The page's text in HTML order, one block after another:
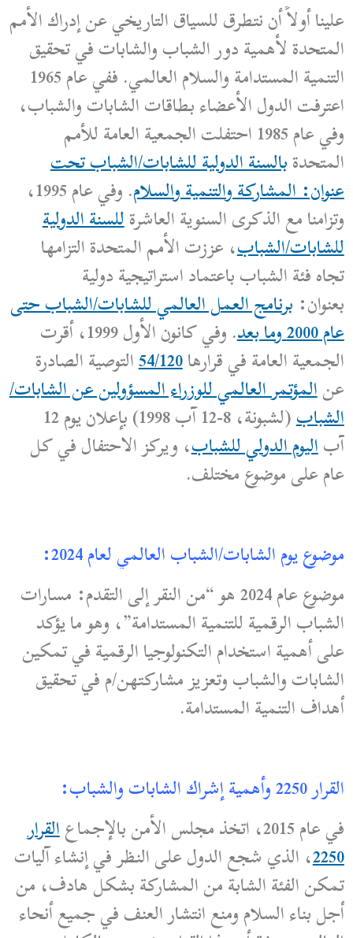
علينا أولاً أن نتطرق للسياق التاريخي عن إدراك الأمم
المتحدة لأهمية دور الشباب والشابات في تحقيق
التنمية المستدامة والسلام العالمي. ففي عام 1965
اعترفت الدول الأعضاء بطاقات الشابات والشباب،
وفي عام 1985 احتفلت الجمعية العامة للأمم
المتحدةبالسنة الدولية للشابات/الشباب تحت
عنوان: المشاركة والتنمية والسلام . وفي عام 1995،
وتزامنا مع الذكرى السنوية العاشرةللسنة الدولية
للشابات/الشباب، عززت الأمم المتحدة التزامها
تجاه فئة الشباب باعتماد استراتيجية دولية
بعنوان:برنامج العمل العالمي للشابات/الشباب حتى
عام 2000 وما بعد . وفي كانون الأول 1999، أقرت
الجمعية العامة في قرارها54/120التوصية الصادرة
عنالمؤتمر العالمي للوزراء المسؤولين عن الشابات/
الشباب (لشبونة، 8-12 آب 1998) بإعلان يوم 12
آباليوم الدولي للشباب، ويركز الاحتفال في كل
عام على موضوع مختلف.
موضوع يوم الشابات/الشباب العالمي لعام 2024:
موضوع عام 2024 هو “من النقر إلى التقدم: مسارات
الشباب الرقمية للتنمية المستدامة”، وهو ما يؤكد
على أهمية استخدام التكنولوجيا الرقمية في تمكين
الشابات والشباب وتعزيز مشاركتهن/م في تحقيق
أهداف التنمية المستدامة.
القرار 2250 وأهمية إشراك الشابات والشباب:
في عام 2015، اتخذ مجلس الأمن بالإجماع
القرار
2250، الذي شجع الدول على النظر في إنشاء آليات
تمكن الفئة الشابة من المشاركة بشكل هادف، من
أجل بناء السلام ومنع انتشار العنف في جميع أنحاء